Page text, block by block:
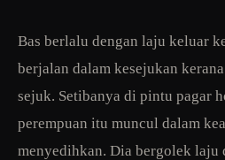
Bas berlalu dengan laju keluar
berjalan dalam kesejukan
sejuk. Setibanya di pintu pagar
perempuan itu muncul dalam
menyedihkan. Dia bergolek laju